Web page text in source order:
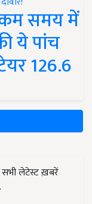
कम समय में
ये पांच
126.6
लेटेस्ट ख़बरें